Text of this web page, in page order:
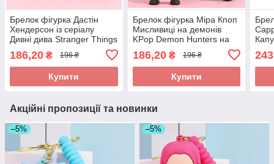
Брелок фігурка Дастін
Хендерсон із серіалу
Дивні дива Stranger Things
пенал, іграшка
186,20 ₴ 196 ₴
Купити
Брелок фігурка Міра Кпоп
Мисливиці на демонів
KPop Demon Hunters на
ключі рюкзак сумку пенал,
іграшка
186,20₴ 196 ₴
Купити
Акційні пропозиції та новинки
–5% –5%